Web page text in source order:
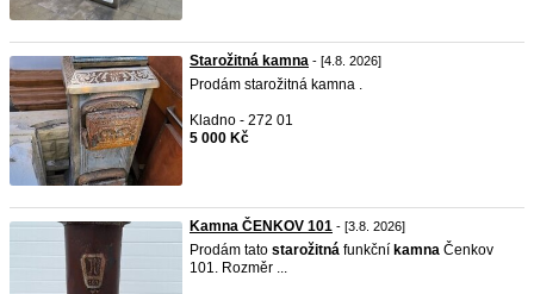
Starožitná kamna - [4.8. 2026]
Prodám starožitná kamna .
Kladno - 272 01
5 000 Kč
Kamna ČENKOV 101 - [3.8. 2026]
Prodám tato starožitná funkční kamna Čenkov
101. Rozměr ...